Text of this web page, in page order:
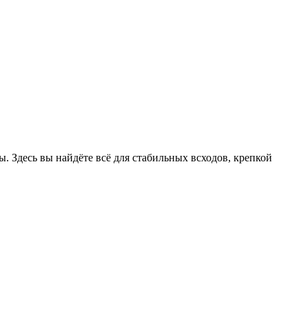
Здесь вы найдёте всё для стабильных всходов, крепкой